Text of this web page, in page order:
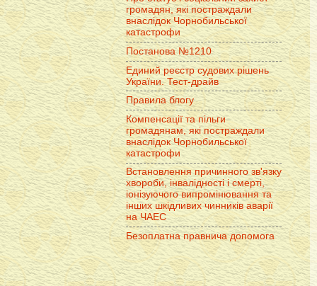
громадян, які постраждали
внаслідок Чорнобильської
катастрофи
Постанова №1210
Единий реєстр судових рішень
України. Тест-драйв
Правила блогу
Компенсації та пільги
громадянам, які постраждали
внаслідок Чорнобильської
катастрофи
Встановлення причинного зв'язку
хвороби, інвалідності і смерті,
іонізуючого випромінювання та
інших шкідливих чинників аварії
на ЧАЕС
Безоплатна правнича допомога